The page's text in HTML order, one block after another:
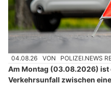
04.08.26 VON POLIZEI.NEWS
Am Montag (03.08.2026) ist
Verkehrsunfall zwischen